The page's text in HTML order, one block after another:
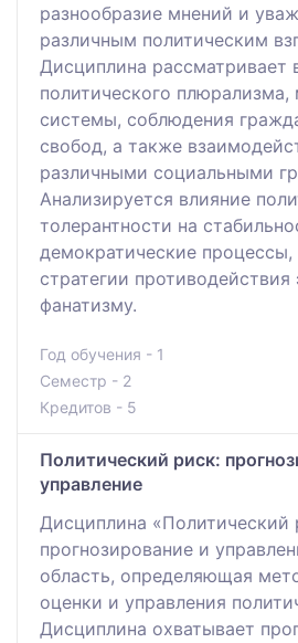
разнообразие мнений и
различным политическим
Дисциплина рассматривает
политического плюрализма,
системы, соблюдения
свобод, а также
различными социальными
Анализируется влияние
толерантности на
демократические
стратегии
фанатизму.
Год обучения - 1
Семестр - 2
Кредитов - 5
Политический риск:
управление
Дисциплина «Политический
прогнозирование и
область, определяющая
оценки и управления
Дисциплина охватывает